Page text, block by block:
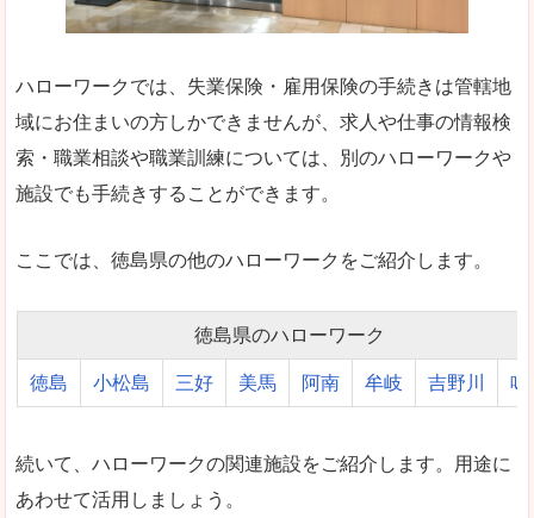
ハローワークでは、失業保険・雇用保険の手続きは管轄地
域にお住まいの方しかできませんが、求人や仕事の情報検
索・職業相談や職業訓練については、別のハローワークや
施設でも手続きすることができます。
ここでは、徳島県の他のハローワークをご紹介します。
徳島県のハローワーク
徳島 小松島 三好 美馬 阿南 牟岐 吉野川 鳴
続いて、ハローワークの関連施設をご紹介します。用途に
あわせて活用しましょう。